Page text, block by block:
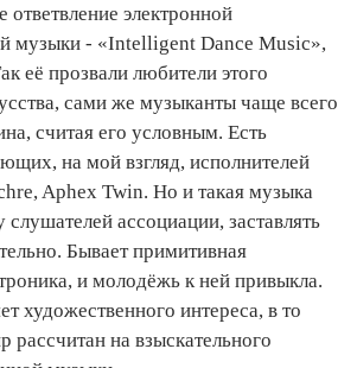
ответвление электронной
музыки - «Intelligent Dance Music»,
её прозвали любители этого
сами же музыканты чаще всего
считая его условным. Есть
на мой взгляд, исполнителей
Aphex Twin. Но и такая музыка
ассоциации, заставлять
Бывает примитивная
и молодёжь к ней привыкла.
художественного интереса, в то
рассчитан на взыскательного